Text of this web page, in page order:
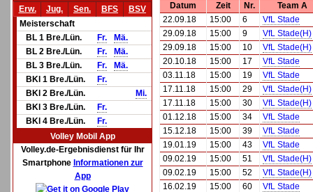
Erw.
Jug. Sen. BFS
BSV
Meisterschaft
BL 1 Bre./Lün.
Fr.
Mä.
BL 2 Bre./Lün.
Fr.
Mä.
BL 3 Bre./Lün.
Fr.
Mä.
BKl 1 Bre./Lün.
Fr.
BKl 2 Bre./Lün.
Mi.
BKl 3 Bre./Lün.
Fr.
BKl 4 Bre./Lün.
Fr.
Volley Mobil App
Volley.de-Ergebnisdienst für Ihr
Smartphone Informationen zur
App
Datum Zeit Nr.
Team A
22.09.18
15:00 6
VfL Stade
29.09.18
15:00 9
VfL Stade(H)
29.09.18
15:00 10
VfL Stade(H)
20.10.18
15:00 17
VfL Stade
03.11.18
15:00 19
VfL Stade
17.11.18
15:00 29
VfL Stade(H)
17.11.18
15:00 30
VfL Stade(H)
01.12.18
15:00 34
VfL Stade
15.12.18
15:00 39
VfL Stade
19.01.19
15:00 43
VfL Stade
09.02.19
15:00 51
VfL Stade(H)
09.02.19
15:00 52
VfL Stade(H)
16.02.19
15:00 60
VfL Stade